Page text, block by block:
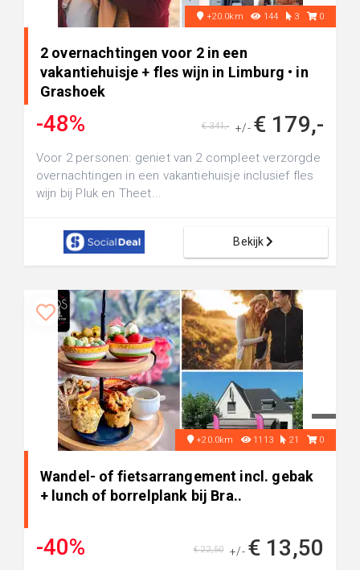
+20.0km 144 3 0
2 overnachtingen voor 2 in een
vakantiehuisje + fles wijn in Limburg • in
Grashoek
-48% +/- € 179,-
€ 341,-
Voor 2 personen: geniet van 2 compleet verzorgde
overnachtingen in een vakantiehuisje inclusief fles
wijn bij Pluk en Theet...
Bekijk
+20.0km 1113 21 0
Wandel- of fietsarrangement incl. gebak
+ lunch of borrelplank bij Bra..
-40% +/- € 13,50
€ 22,50